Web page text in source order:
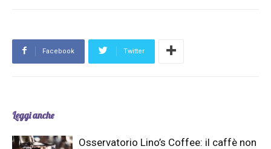
Facebook Twitter
Leggi anche
Osservatorio Lino’s Coffee: il caffè non